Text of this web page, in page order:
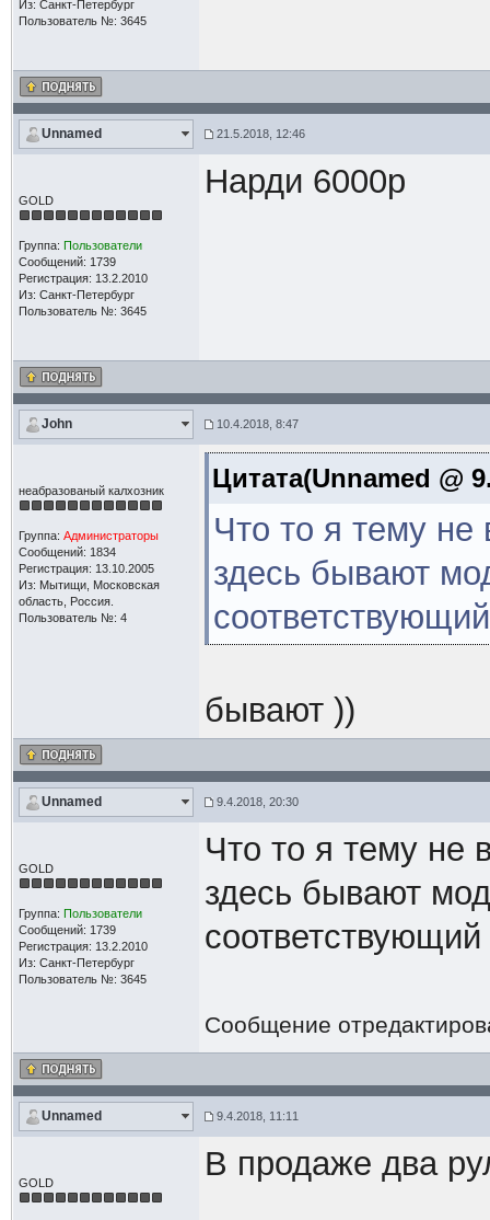
Из: Санкт-Петербург
Пользователь №: 3645
Unnamed 21.5.2018, 12:46
GOLD
Группа: Пользователи
Сообщений: 1739
Регистрация: 13.2.2010
Из: Санкт-Петербург
Пользователь №: 3645
Нарди 6000р
John 10.4.2018, 8:47
неабразованый калхозник
Группа: Администраторы
Сообщений: 1834
Регистрация: 13.10.2005
Из: Мытищи, Московская
область, Россия.
Пользователь №: 4
Цитата(Unnamed @
Что то я тему не
здесь бывают
бывают ))
Unnamed 9.4.2018, 20:30
GOLD
Группа: Пользователи
Сообщений: 1739
Регистрация: 13.2.2010
Из: Санкт-Петербург
Пользователь №: 3645
Что то я тему не
здесь бывают
соответствующий
Сообщение
Unnamed 9.4.2018, 11:11
GOLD В продаже два